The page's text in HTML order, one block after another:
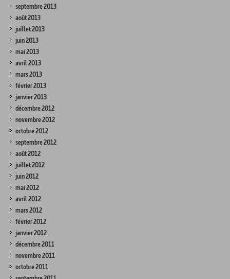
septembre 2013
août 2013
juillet 2013
juin 2013
mai 2013
avril 2013
mars 2013
février 2013
janvier 2013
décembre 2012
novembre 2012
octobre 2012
septembre 2012
août 2012
juillet 2012
juin 2012
mai 2012
avril 2012
mars 2012
février 2012
janvier 2012
décembre 2011
novembre 2011
octobre 2011